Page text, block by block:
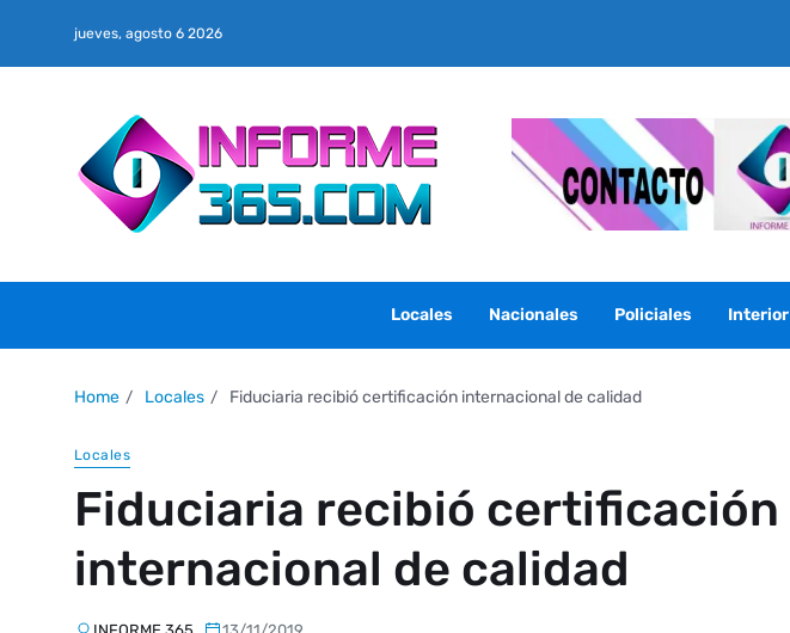
jueves, agosto 6 2026
Locales Nacionales Policiales Interior
Home Locales Fiduciaria recibió certificación internacional de calidad
Locales
Fiduciaria recibió certificación
internacional de calidad